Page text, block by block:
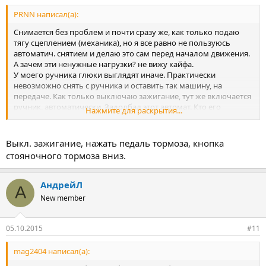
PRNN написал(а):
Снимается без проблем и почти сразу же, как только подаю
тягу сцеплением (механика), но я все равно не пользуюсь
автоматич. снятием и делаю это сам перед началом движения.
А зачем эти ненужные нагрузки? не вижу кайфа.
У моего ручника глюки выглядят иначе. Практически
невозможно снять с ручника и оставить так машину, на
передаче. Как только выключаю зажигание, тут же включается
ручник, автоматически. Задолбал этот автомат. Кто его
придумал? По инструкции должен сниматься и при выкл.
Но только пишите кто точно попробовал, а не типа "вроде да",
"что-то такое было, кажется". Мне нужна точная информация.
Нажмите для раскрытия...
Выкл. зажигание, нажать педаль тормоза, кнопка
стояночного тормоза вниз.
А АндрейЛ
New member
05.10.2015 #11
mag2404 написал(а):